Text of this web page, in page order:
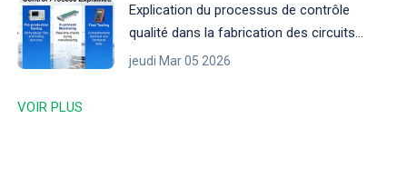
Explication du processus de contrôle
qualité dans la fabrication des circuits
imprimés
jeudi Mar 05 2026
VOIR PLUS